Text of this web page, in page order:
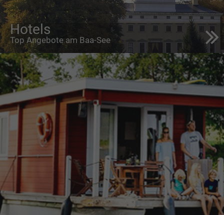
Hotels
Top Angebote am Baa-See